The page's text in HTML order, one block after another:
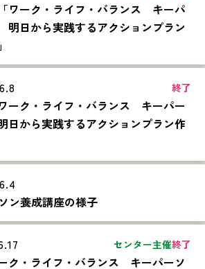
ワーク・ライフ・バランス キーパ
日から実践するアクションプラン
終了
ーク・ライフ・バランス キーパー
から実践するアクションプラン作
ン養成講座の様子
センター主催終了
ク・ライフ・バランス キーパーソ